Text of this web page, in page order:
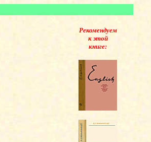
Рекомендуем
к этой
книге: